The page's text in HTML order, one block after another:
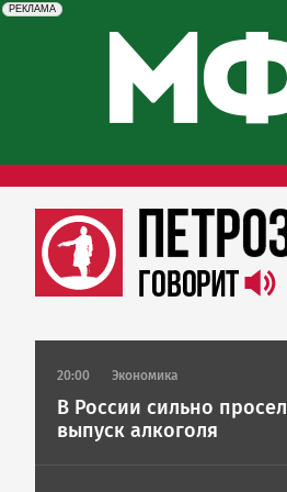
erid: 2SDnjcySKKc
РЕКЛАМА
Реклама
20:00 Экономика
В России сильно просел
выпуск алкоголя